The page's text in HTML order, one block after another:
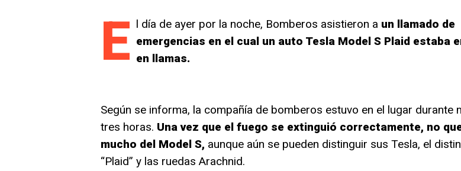
E l día de ayer por la noche, Bomberos asistieron a un llamado de
emergencias en el cual un auto Tesla Model S Plaid estaba
en llamas.
Según se informa, la compañía de bomberos estuvo en el lugar durante
tres horas. Una vez que el fuego se extinguió correctamente, no
mucho del Model S, aunque aún se pueden distinguir sus Tesla, el
“Plaid” y las ruedas Arachnid.